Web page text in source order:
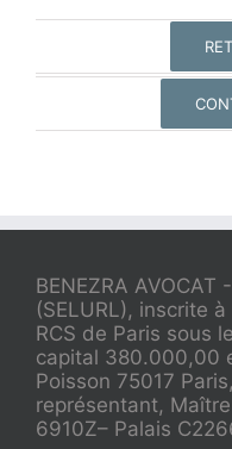
BENEZRA
(SELURL), inscrite
RCS de Paris sous
capital 380.000,00
Poisson 75017
représentant,
6910Z– Palais